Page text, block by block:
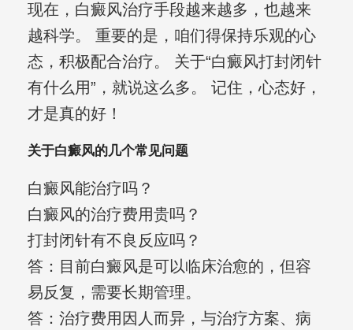
现在，白癜风治疗手段越来越多，也越来
越科学。 重要的是，咱们得保持乐观的心
态，积极配合治疗。 关于“白癜风打封闭针
有什么用”，就说这么多。 记住，心态好，
才是真的好！
关于白癜风的几个常见问题
白癜风能治疗吗？
白癜风的治疗费用贵吗？
打封闭针有不良反应吗？
答：目前白癜风是可以临床治愈的，但容
易反复，需要长期管理。
答：治疗费用因人而异，与治疗方案、病